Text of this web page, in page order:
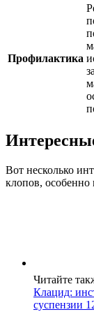
Профилактика
Вот несколько
клопов, особенно
Читайте
Клацид:
суспензии